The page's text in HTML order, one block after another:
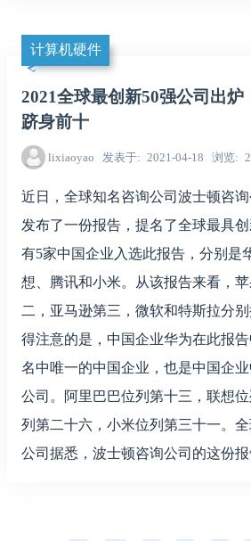
计算机硬件
2021全球最创新50强公司出炉
跻身前十
lixiaoyao 发表于 2021-04-18 浏览
近日，全球知名咨询公司波士顿咨
发布了一份报告，提名了全球最具
有5家中国企业入选此报告，分别是
想、腾讯和小米。从该报告来看，
二，亚马逊第三，微软和特斯拉分
得注意的是，中国企业华为在此报
名中唯一的中国企业，也是中国企
公司。阿里巴巴位列第十三，联想
列第二十六，小米位列第三十一。
公司据悉，波士顿咨询公司的这份